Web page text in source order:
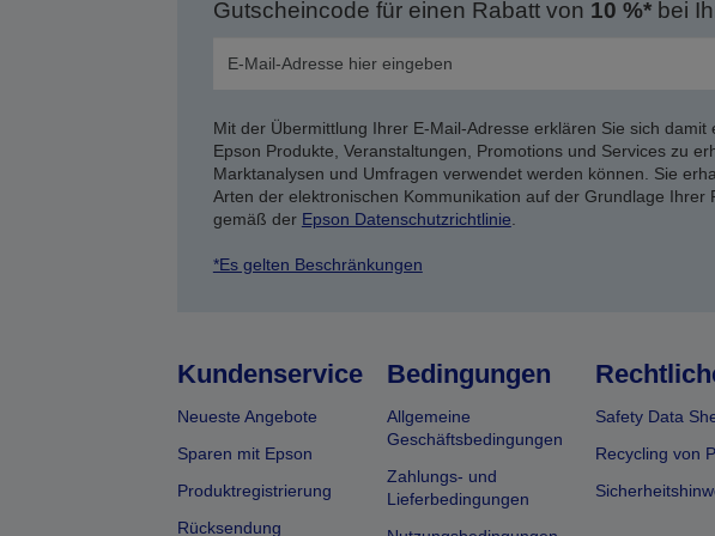
Gutscheincode für einen Rabatt von 10 %*bei
Mit der Übermittlung Ihrer E-Mail-Adresse erklären Sie sich
Epson Produkte, Veranstaltungen, Promotions und Services zu
Marktanalysen und Umfragen verwendet werden können. Sie
Arten der elektronischen Kommunikation auf der Grundlage Ihrer
gemäß der Epson Datenschutzrichtlinie.
*Es gelten Beschränkungen
Kundenservice
Neueste Angebote
Sparen mit Epson
Produktregistrierung
Rücksendung
Bedingungen
Allgemeine
Geschäftsbedingungen
Zahlungs- und
Lieferbedingungen
Safety Data
Recycling von